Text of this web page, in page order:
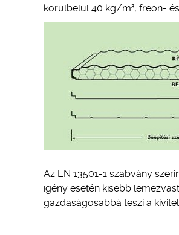
körülbelül 40 kg/m³, freon-
Az EN 13501-1 szabvány
igény esetén kisebb
gazdaságosabbá teszi a